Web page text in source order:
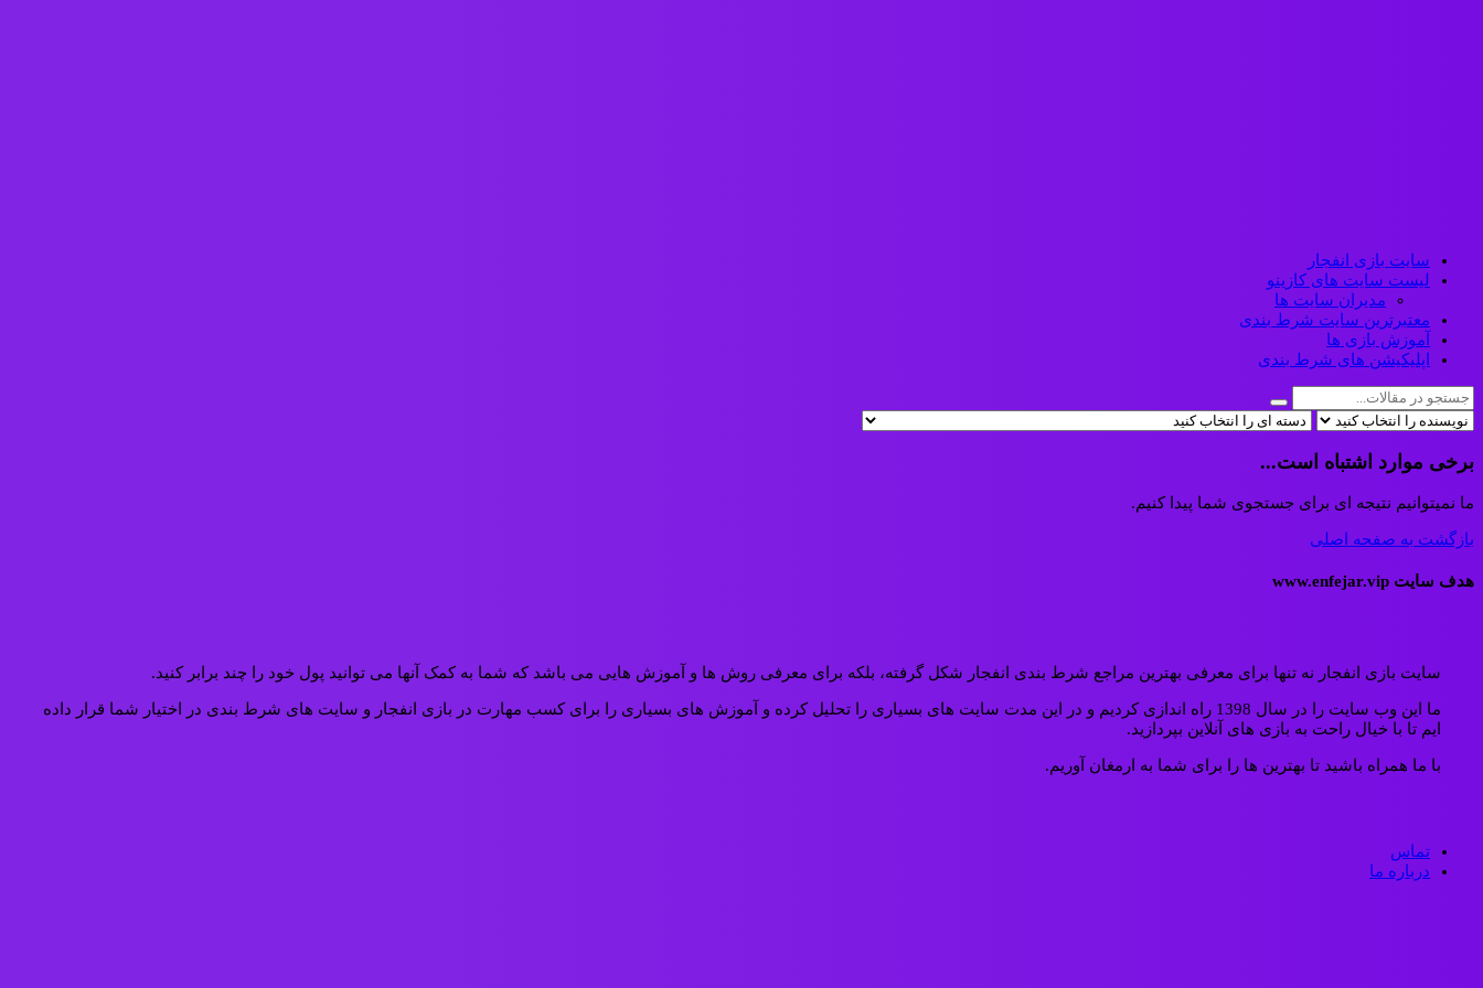
سایت بازی انفجار
لیست سایت های کازینو
مدیران سایت ها
معتبرترین سایت شرط بندی
آموزش بازی ها
اپلیکیشن های شرط بندی
برخی موارد اشتباه است...
ما نمیتوانیم نتیجه ای برای جستجوی شما پیدا کنیم.
بازگشت به صفحه اصلی
هدف سایت www.enfejar.vip
سایت بازی انفجار نه تنها برای معرفی بهترین مراجع شرط بندی انفجار شکل گرفته، بلکه برای معرفی روش ها و آموزش هایی می باشد که شما به کمک آنها می توانید پول خود را چند برابر کنید.
ما این وب سایت را در سال 1398 راه اندازی کردیم و در این مدت سایت های بسیاری را تحلیل کرده و آموزش های بسیاری را برای کسب مهارت در بازی انفجار و سایت های شرط بندی در اختیار شما قرار داده
ایم تا با خیال راحت به بازی های آنلاین بپردازید.
با ما همراه باشید تا بهترین ها را برای شما به ارمغان آوریم.
تماس
درباره ما